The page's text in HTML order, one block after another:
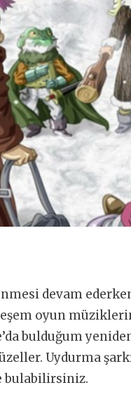
devam
oyun
bulduğum
Uydurma
bulabilirsiniz.